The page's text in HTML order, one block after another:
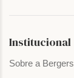
Institucional
Sobre a